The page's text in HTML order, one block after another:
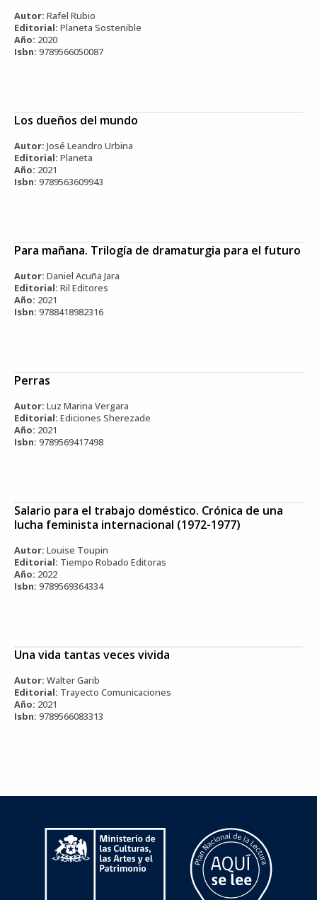
Autor: Rafel Rubio
Editorial: Planeta Sostenible
Año: 2020
Isbn: 9789566050087
Los dueños del mundo
Autor: José Leandro Urbina
Editorial: Planeta
Año: 2021
Isbn: 9789563609943
Para mañana. Trilogía de dramaturgia para el futuro
Autor: Daniel Acuña Jara
Editorial: Ril Editores
Año: 2021
Isbn: 9788418982316
Perras
Autor: Luz Marina Vergara
Editorial: Ediciones Sherezade
Año: 2021
Isbn: 9789569417498
Salario para el trabajo doméstico. Crónica de una
lucha feminista internacional (1972-1977)
Autor: Louise Toupin
Editorial: Tiempo Robado Editoras
Año: 2022
Isbn: 9789569364334
Una vida tantas veces vivida
Autor: Walter Garib
Editorial: Trayecto Comunicaciones
Año: 2021
Isbn: 9789566083313